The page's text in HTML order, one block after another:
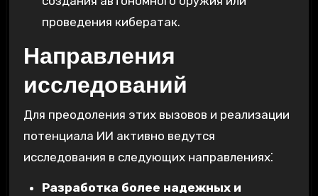
проведения кибератак.
Направления
исследований
Для преодоления этих вызовов и реализации
потенциала ИИ активно ведутся
исследования в следующих направлениях⁚
Разработка более надежных и